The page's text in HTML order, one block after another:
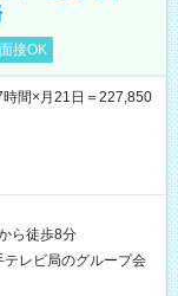
接OK
間×月21日＝227,850
ら徒歩8分
テレビ局のグループ会